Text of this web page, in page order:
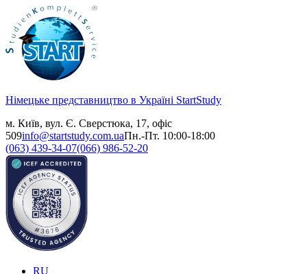
Німецьке представництво в Україні StartStudy
м. Київ, вул. Є. Сверстюка, 17, офіс
509info@startstudy.com.uaПн.-Пт. 10:00-18:00
(063) 439-34-07(066) 986-52-20
RU